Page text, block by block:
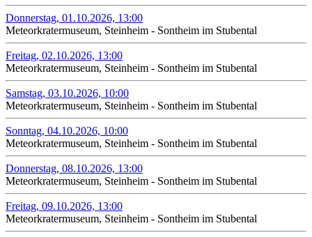
Donnerstag, 01.10.2026, 13:00
Meteorkratermuseum, Steinheim - Sontheim im Stubental
Freitag, 02.10.2026, 13:00
Meteorkratermuseum, Steinheim - Sontheim im Stubental
Samstag, 03.10.2026, 10:00
Meteorkratermuseum, Steinheim - Sontheim im Stubental
Sonntag, 04.10.2026, 10:00
Meteorkratermuseum, Steinheim - Sontheim im Stubental
Donnerstag, 08.10.2026, 13:00
Meteorkratermuseum, Steinheim - Sontheim im Stubental
Freitag, 09.10.2026, 13:00
Meteorkratermuseum, Steinheim - Sontheim im Stubental